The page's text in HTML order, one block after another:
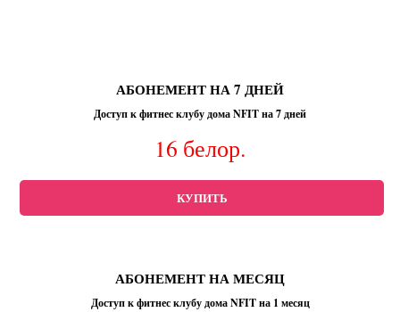
АБОНЕМЕНТ НА7 ДНЕЙ
Доступ к фитнес клубу дома NFIT на 7 дней
16 белор.
КУПИТЬ
АБОНЕМЕНТ НА МЕСЯЦ
Доступ к фитнес клубу дома NFIT на 1 месяц